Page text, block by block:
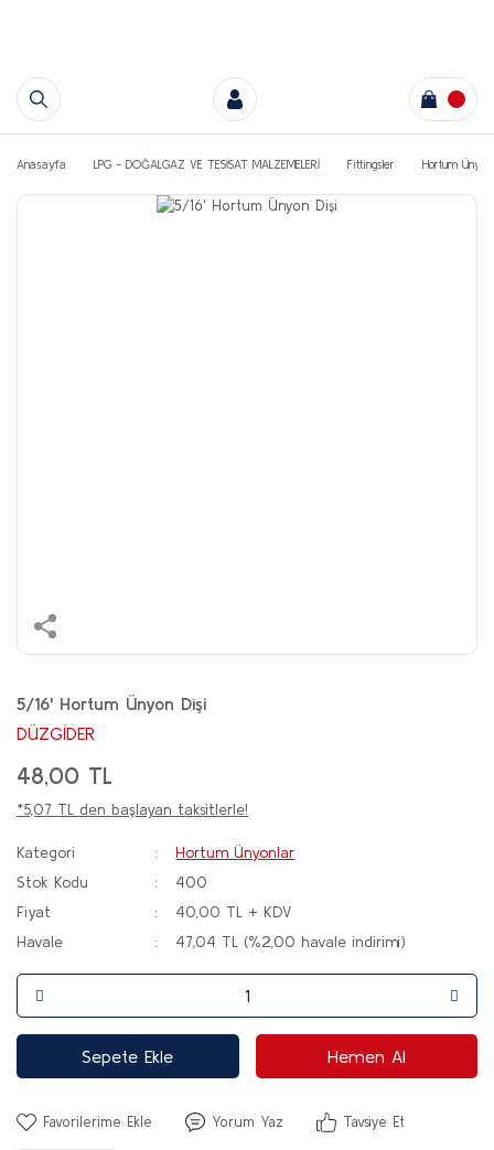
Anasayfa LPG - DOĞALGAZ VE TESİSAT MALZEMELERİ Fittingsler Hortum
5/16' Hortum Ünyon Dişi
DÜZGİDER
48,00 TL
*5,07 TL den başlayan taksitlerle!
Kategori
Hortum Ünyonlar
Stok Kodu
400
Fiyat
40,00 TL + KDV
Havale
47,04 TL (%2,00 havale indirimi)
Sepete Ekle Hemen Al
Yorum Yaz Tavsiye Et